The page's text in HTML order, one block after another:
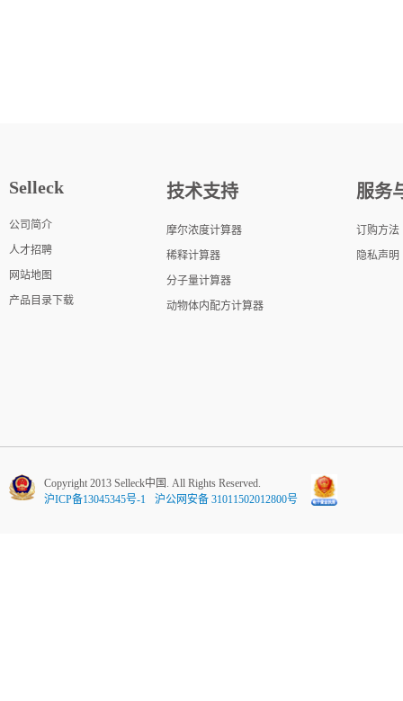
Selleck
公司简介
人才招聘
网站地图
产品目录下载
技术支持
摩尔浓度计算器
稀释计算器
分子量计算器
动物体内配方计算器
服务
订购方法
隐私声明
Copyright 2013 Selleck中国. All Rights Reserved.
沪ICP备13045345号-1
沪公网安备 31011502012800号